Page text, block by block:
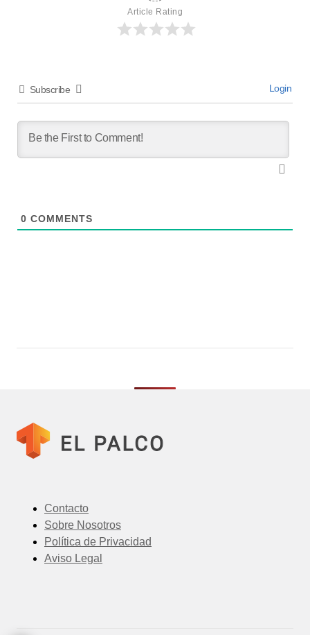
Article Rating
Subscribe Login
0 COMMENTS
Contacto
Sobre Nosotros
Política de Privacidad
Aviso Legal